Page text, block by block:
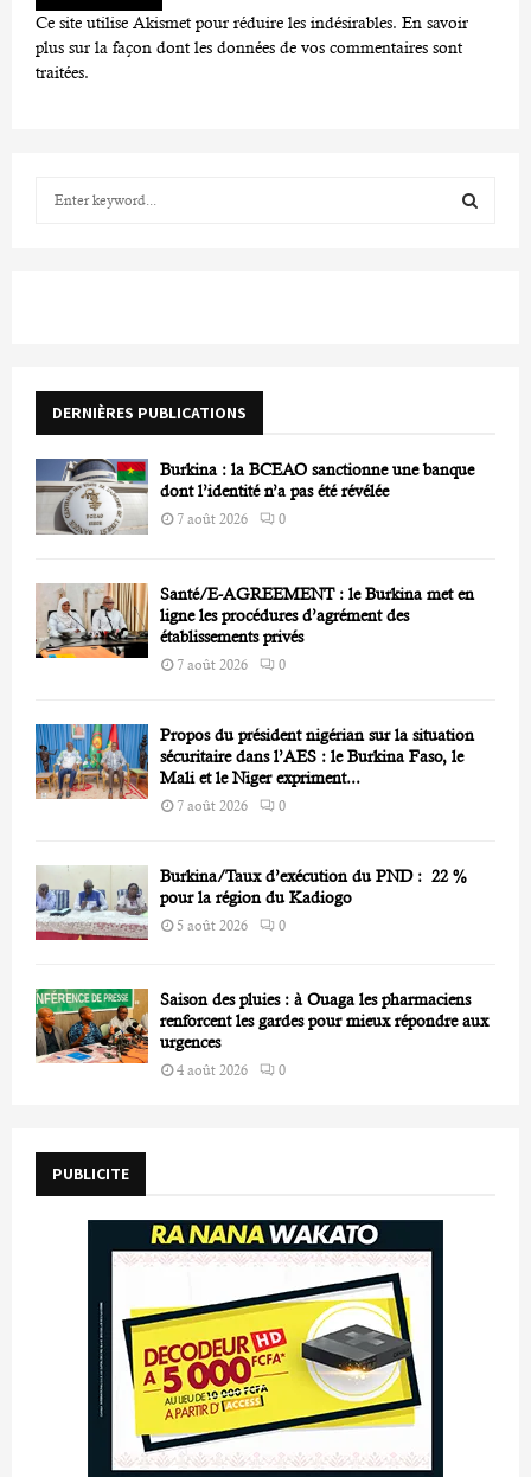
Ce site utilise Akismet pour réduire les indésirables. En savoir
plus sur la façon dont les données de vos commentaires sont
traitées.
r
DERNIÈRES PUBLICATIONS
Burkina : la BCEAO sanctionne une banque
dont l’identité n’a pas été révélée
7 août 2026 0
Santé/E-AGREEMENT : le Burkina met en
ligne les procédures d’agrément des
établissements privés
7 août 2026 0
Propos du président nigérian sur la situation
sécuritaire dans l’AES : le Burkina Faso, le
Mali et le Niger expriment...
7 août 2026 0
Burkina/Taux d’exécution du PND : 22 %
pour la région du Kadiogo
5 août 2026 0
Saison des pluies : à Ouaga les pharmaciens
renforcent les gardes pour mieux répondre aux
urgences
4 août 2026 0
PUBLICITE